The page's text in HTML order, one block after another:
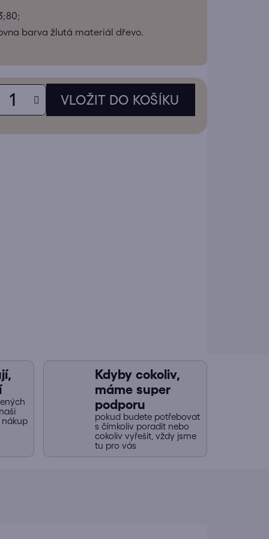
barva žlutá materiál dřevo.
Kdyby cokoliv,
máme super
podporu
pokud budete potřebovat
s čímkoliv poradit nebo
cokoliv vyřešit, vždy jsme
tu pro vás